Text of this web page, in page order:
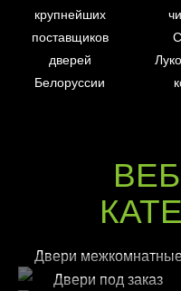
крупнейших
поставщиков
дверей
Белоруссии
Двери
Двери под заказ